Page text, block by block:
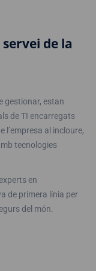
de la
gestionar, estan
de TI encarregats
l’empresa al incloure,
tecnologies
en
de primera línia per
del món.